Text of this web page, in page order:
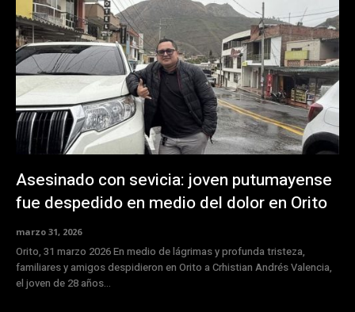
Asesinado con sevicia: joven putumayense
fue despedido en medio del dolor en Orito
marzo 31, 2026
Orito, 31 marzo 2026 En medio de lágrimas y profunda tristeza,
familiares y amigos despidieron en Orito a Crhistian Andrés Valencia,
el joven de 28 años...